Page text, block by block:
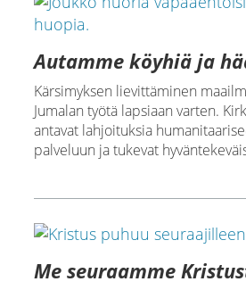
Autamme köyhiä ja
Kärsimyksen lievittäminen
Jumalan työtä lapsiaan varten.
antavat lahjoituksia
palveluun ja tukevat
Me seuraamme